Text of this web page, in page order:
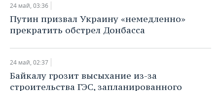
ИНВЕСТИЦИИ
НЕФТЕХИМИЯ
НЕФТЬ
ОПК
ЭНЕРГЕТИКА
НОВОСТИ БИЗНЕСА
РОЗНИЧНАЯ ТОРГОВЛЯ
ТРАНСПОРТ
УСЛУГИ
ТЕХНОЛОГИИ
НОВОСТИ ТЕХНОЛОГИЙ
IT
МЕДИА
МЕРОПРИЯТИЯ
НОВОСТИ МЕРОПРИЯТИЙ
ВЫЕЗДНАЯ РЕДАКЦИЯ
СПОРТ
НОВОСТИ СПОРТА
ОБЩЕСТВО
24 май, 03:36
Путин призвал Украину «немедленно»
прекратить обстрел Донбасса
24 май, 02:37
Байкалу грозит высыхание из-за
строительства ГЭС, запланированного